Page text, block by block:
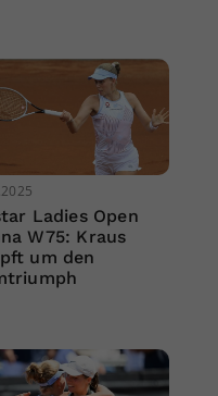
Ladies Open
W75: Kraus
um den